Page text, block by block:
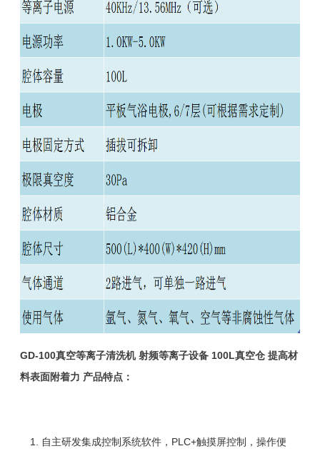
GD-100真空等离子清洗机 射频等离子设备 100L真空仓 提高材
料表面附着力 产品特点：
1. 自主研发集成控制系统软件，PLC+触摸屏控制，操作便